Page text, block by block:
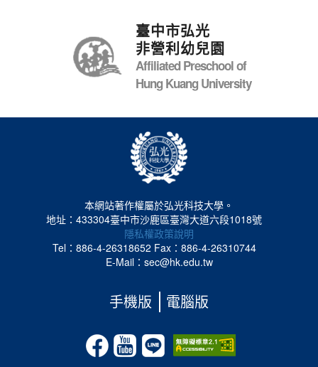
臺中市弘光
非營利幼兒園
Affiliated Preschool of
Hung Kuang University
本網站著作權屬於弘光科技大學。
地址：433304臺中市沙鹿區臺灣大道六段1018號
隱私權政策說明
Tel：886-4-26318652 Fax：886-4-26310744
E-Mail：sec@hk.edu.tw
手機版 電腦版